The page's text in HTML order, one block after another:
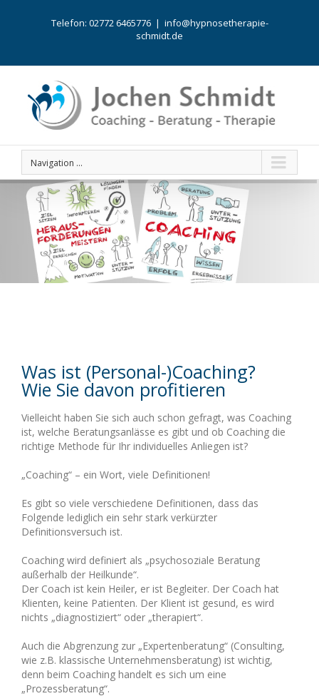
Telefon: 02772 6465776 | info@hypnosetherapie-
schmidt.de
Navigation ...
Was ist (Personal-)Coaching?
Wie Sie davon profitieren
Vielleicht haben Sie sich auch schon gefragt, was Coaching
ist, welche Beratungsanlässe es gibt und ob Coaching die
richtige Methode für Ihr individuelles Anliegen ist?
„Coaching“ – ein Wort, viele Definitionen!
Es gibt so viele verschiedene Definitionen, dass das
Folgende lediglich ein sehr stark verkürzter
Definitionsversuch ist.
Coaching wird definiert als „psychosoziale Beratung
außerhalb der Heilkunde“.
Der Coach ist kein Heiler, er ist Begleiter. Der Coach hat
Klienten, keine Patienten. Der Klient ist gesund, es wird
nichts „diagnostiziert“ oder „therapiert“.
Auch die Abgrenzung zur „Expertenberatung“ (Consulting,
wie z.B. klassische Unternehmensberatung) ist wichtig,
denn beim Coaching handelt es sich um eine
„Prozessberatung“.